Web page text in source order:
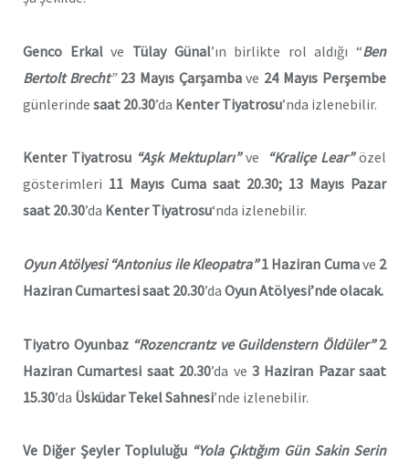
Genco Erkalve Tülay Günal’ın birlikte rol aldığı “Ben
Bertolt Brecht” 23 Mayıs Çarşambave 24 Mayıs Perşembe
günlerinde saat 20.30’da Kenter Tiyatrosu’nda izlenebilir.
Kenter Tiyatrosu “Aşk Mektupları” ve “Kraliçe Lear” özel
gösterimleri 11 Mayıs Cuma saat 20.30; 13 Mayıs Pazar
saat 20.30’da Kenter Tiyatrosu‘nda izlenebilir.
Oyun Atölyesi “Antonius ile Kleopatra” 1 Haziran Cumave 2
Haziran Cumartesisaat 20.30’da Oyun Atölyesi’nde olacak.
Tiyatro Oyunbaz “Rozencrantz ve Guildenstern Öldüler” 2
Haziran Cumartesi saat 20.30’da ve 3 Haziran Pazar saat
15.30’da Üsküdar Tekel Sahnesi’nde izlenebilir.
Ve Diğer Şeyler Topluluğu “Yola Çıktığım Gün Sakin Serin